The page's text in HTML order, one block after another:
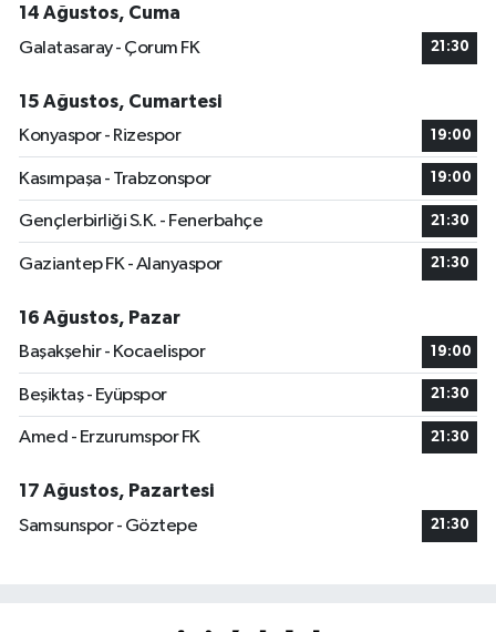
14 Ağustos, Cuma
Galatasaray - Çorum FK
21:30
15 Ağustos, Cumartesi
Konyaspor - Rizespor
19:00
Kasımpaşa - Trabzonspor 19:00
Gençlerbirliği S.K. - Fenerbahçe 21:30
Gaziantep FK - Alanyaspor 21:30
16 Ağustos, Pazar
Başakşehir - Kocaelispor
19:00
Beşiktaş - Eyüpspor 21:30
Amed - Erzurumspor FK 21:30
17 Ağustos, Pazartesi
Samsunspor - Göztepe
21:30